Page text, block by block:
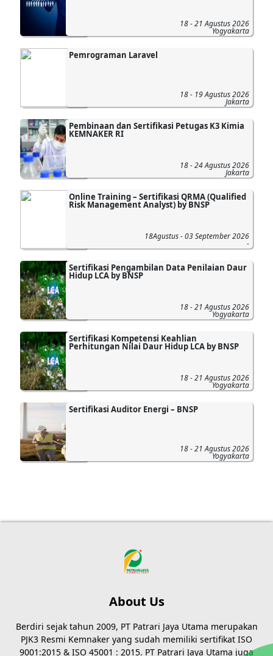
18 - 21 Agustus 2026
Yogyakarta
Pemrograman Laravel
18 - 19 Agustus 2026
Jakarta
Pembinaan dan Sertifikasi Petugas K3 Kimia
KEMNAKER RI
18 - 24 Agustus 2026
Jakarta
Online Training – Sertifikasi QRMA (Qualified
Risk Management Analyst) by BNSP
18Agustus - 03 September 2026
-
Sertifikasi Pengambilan Data Penilaian Daur
Hidup LCA by BNSP
18 - 21 Agustus 2026
Yogyakarta
Sertifikasi Kompetensi Keahlian
Perhitungan Nilai Daur Hidup LCA by BNSP
18 - 21 Agustus 2026
Yogyakarta
Sertifikasi Auditor Energi – BNSP
18 - 21 Agustus 2026
Yogyakarta
About Us
Berdiri sejak tahun 2009, PT Patrari Jaya Utama merupakan
PJK3 Resmi Kemnaker yang sudah memiliki sertifikat ISO
9001:2015 & ISO 45001 : 2015. PT Patrari Jaya Utama juga